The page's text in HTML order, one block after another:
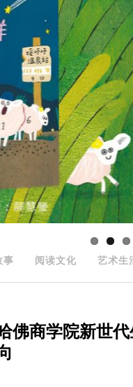
事 阅读文化 艺术生
哈佛商学院新世